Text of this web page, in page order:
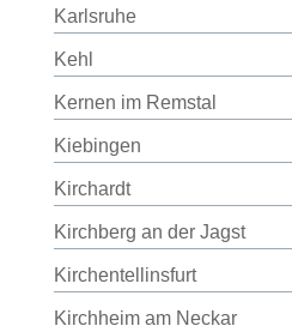
Karlsruhe
Kehl
Kernen im Remstal
Kiebingen
Kirchardt
Kirchberg an der Jagst
Kirchentellinsfurt
Kirchheim am Neckar